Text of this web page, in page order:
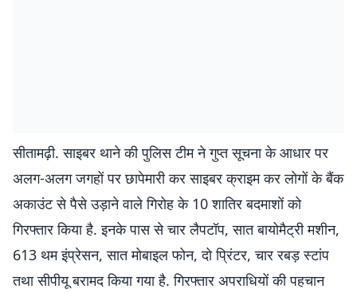
सीतामढ़ी. साइबर थाने की पुलिस टीम ने गुप्त सूचना के आधार पर
अलग-अलग जगहों पर छापेमारी कर साइबर क्राइम कर लोगों के बैंक
अकाउंट से पैसे उड़ाने वाले गिरोह के 10 शातिर बदमाशों को
गिरफ्तार किया है. इनके पास से चार लैपटॉप, सात बायोमैट्री मशीन,
613 थम इंप्रेसन, सात मोबाइल फोन, दो प्रिंटर, चार रबड़ स्टांप
तथा सीपीयू बरामद किया गया है. गिरफ्तार अपराधियों की पहचान